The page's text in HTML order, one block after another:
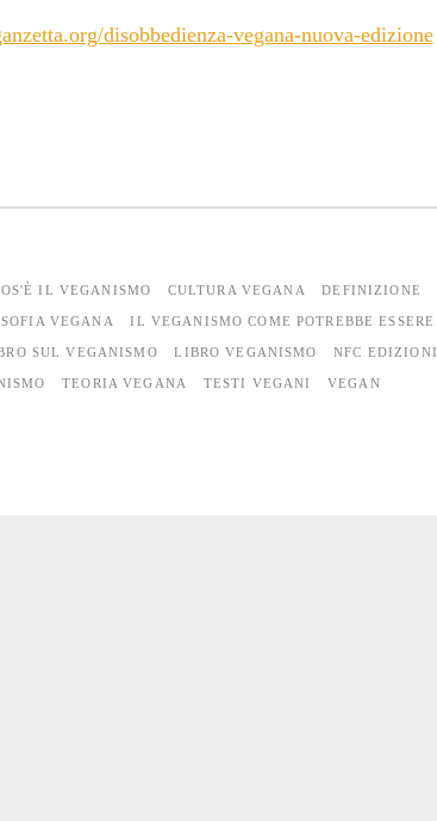
disobbedienza-vegana-nuova-edizione
IL VEGANISMO CULTURA VEGANA DEFINIZIONE
VEGANA IL VEGANISMO COME POTREBBE ESSERE
SUL VEGANISMO LIBRO VEGANISMO NFC EDIZIONI
TEORIA VEGANA TESTI VEGANI VEGAN